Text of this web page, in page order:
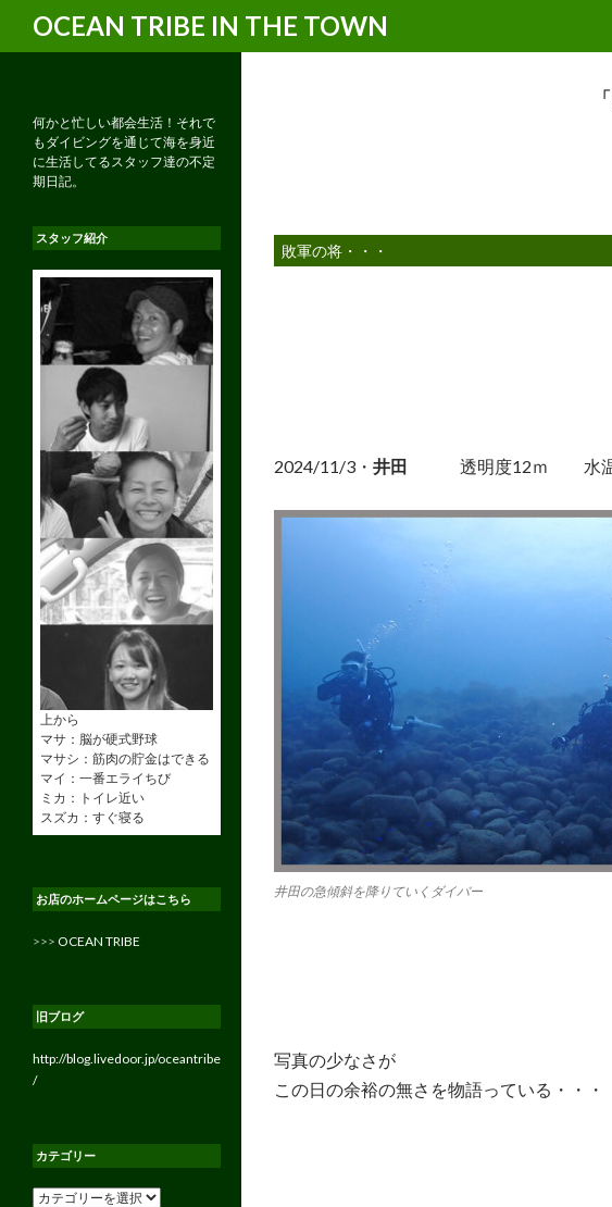
OCEAN TRIBE IN THE TOWN
敗軍の将・・・
2024/11/3・ 井田 透明度12ｍ 水
井田の急傾斜を降りていくダイバー
写真の少なさが
この日の余裕の無さを物語っている・・・
何かと忙しい都会生活！それで
もダイビングを通じて海を身近
に生活してるスタッフ達の不定
期日記。
スタッフ紹介
上から
マサ：脳が硬式野球
マサシ：筋肉の貯金はできる
マイ：一番エライちび
ミカ：トイレ近い
スズカ：すぐ寝る
お店のホームページはこちら
>>> OCEAN TRIBE
旧ブログ
http://blog.livedoor.jp/oceantribe
/
カテゴリー
カ